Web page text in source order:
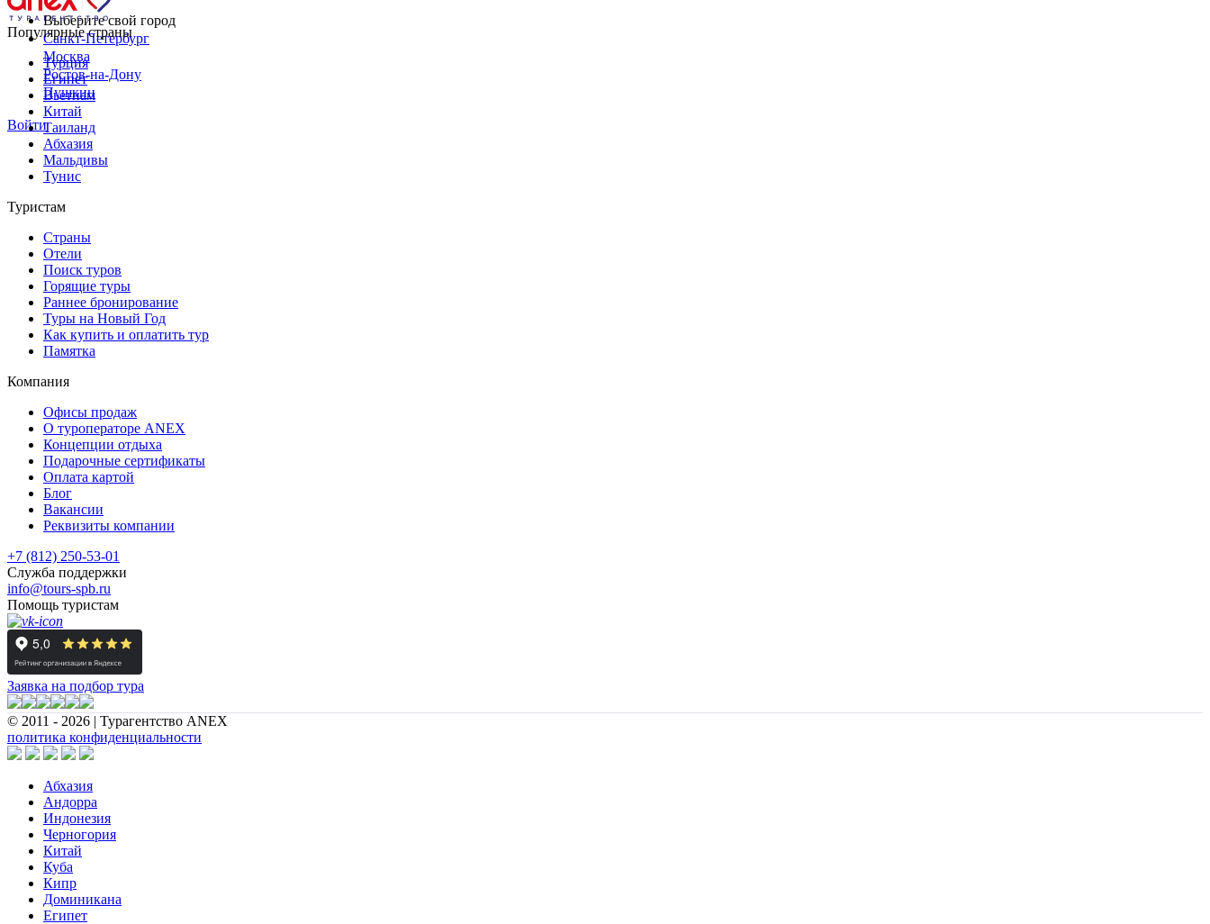
Выберите свой город
Санкт-Петербург
Москва
Ростов-на-Дону
Пушкин
Войти
Популярные страны
Турция
Египет
Вьетнам
Китай
Таиланд
Абхазия
Мальдивы
Тунис
Туристам
Страны
Отели
Поиск туров
Горящие туры
Раннее бронирование
Туры на Новый Год
Как купить и оплатить тур
Памятка
Компания
Офисы продаж
О туроператоре ANEX
Концепции отдыха
Подарочные сертификаты
Оплата картой
Блог
Вакансии
Реквизиты компании
+7 (812) 250-53-01
Служба поддержки
info@tours-spb.ru
Помощь туристам
Заявка на подбор тура
© 2011 - 2026 | Турагентство ANEX
политика конфиденциальности
Абхазия
Андорра
Индонезия
Черногория
Китай
Куба
Кипр
Доминикана
Египет